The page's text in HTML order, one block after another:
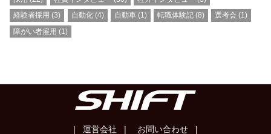
経験者採用 (3) 自動化(4) 自動車(1) 転職体験記 (8) 選考会 (1)
障がい者雇用 (1)
| 運営会社 | お問い合わせ |